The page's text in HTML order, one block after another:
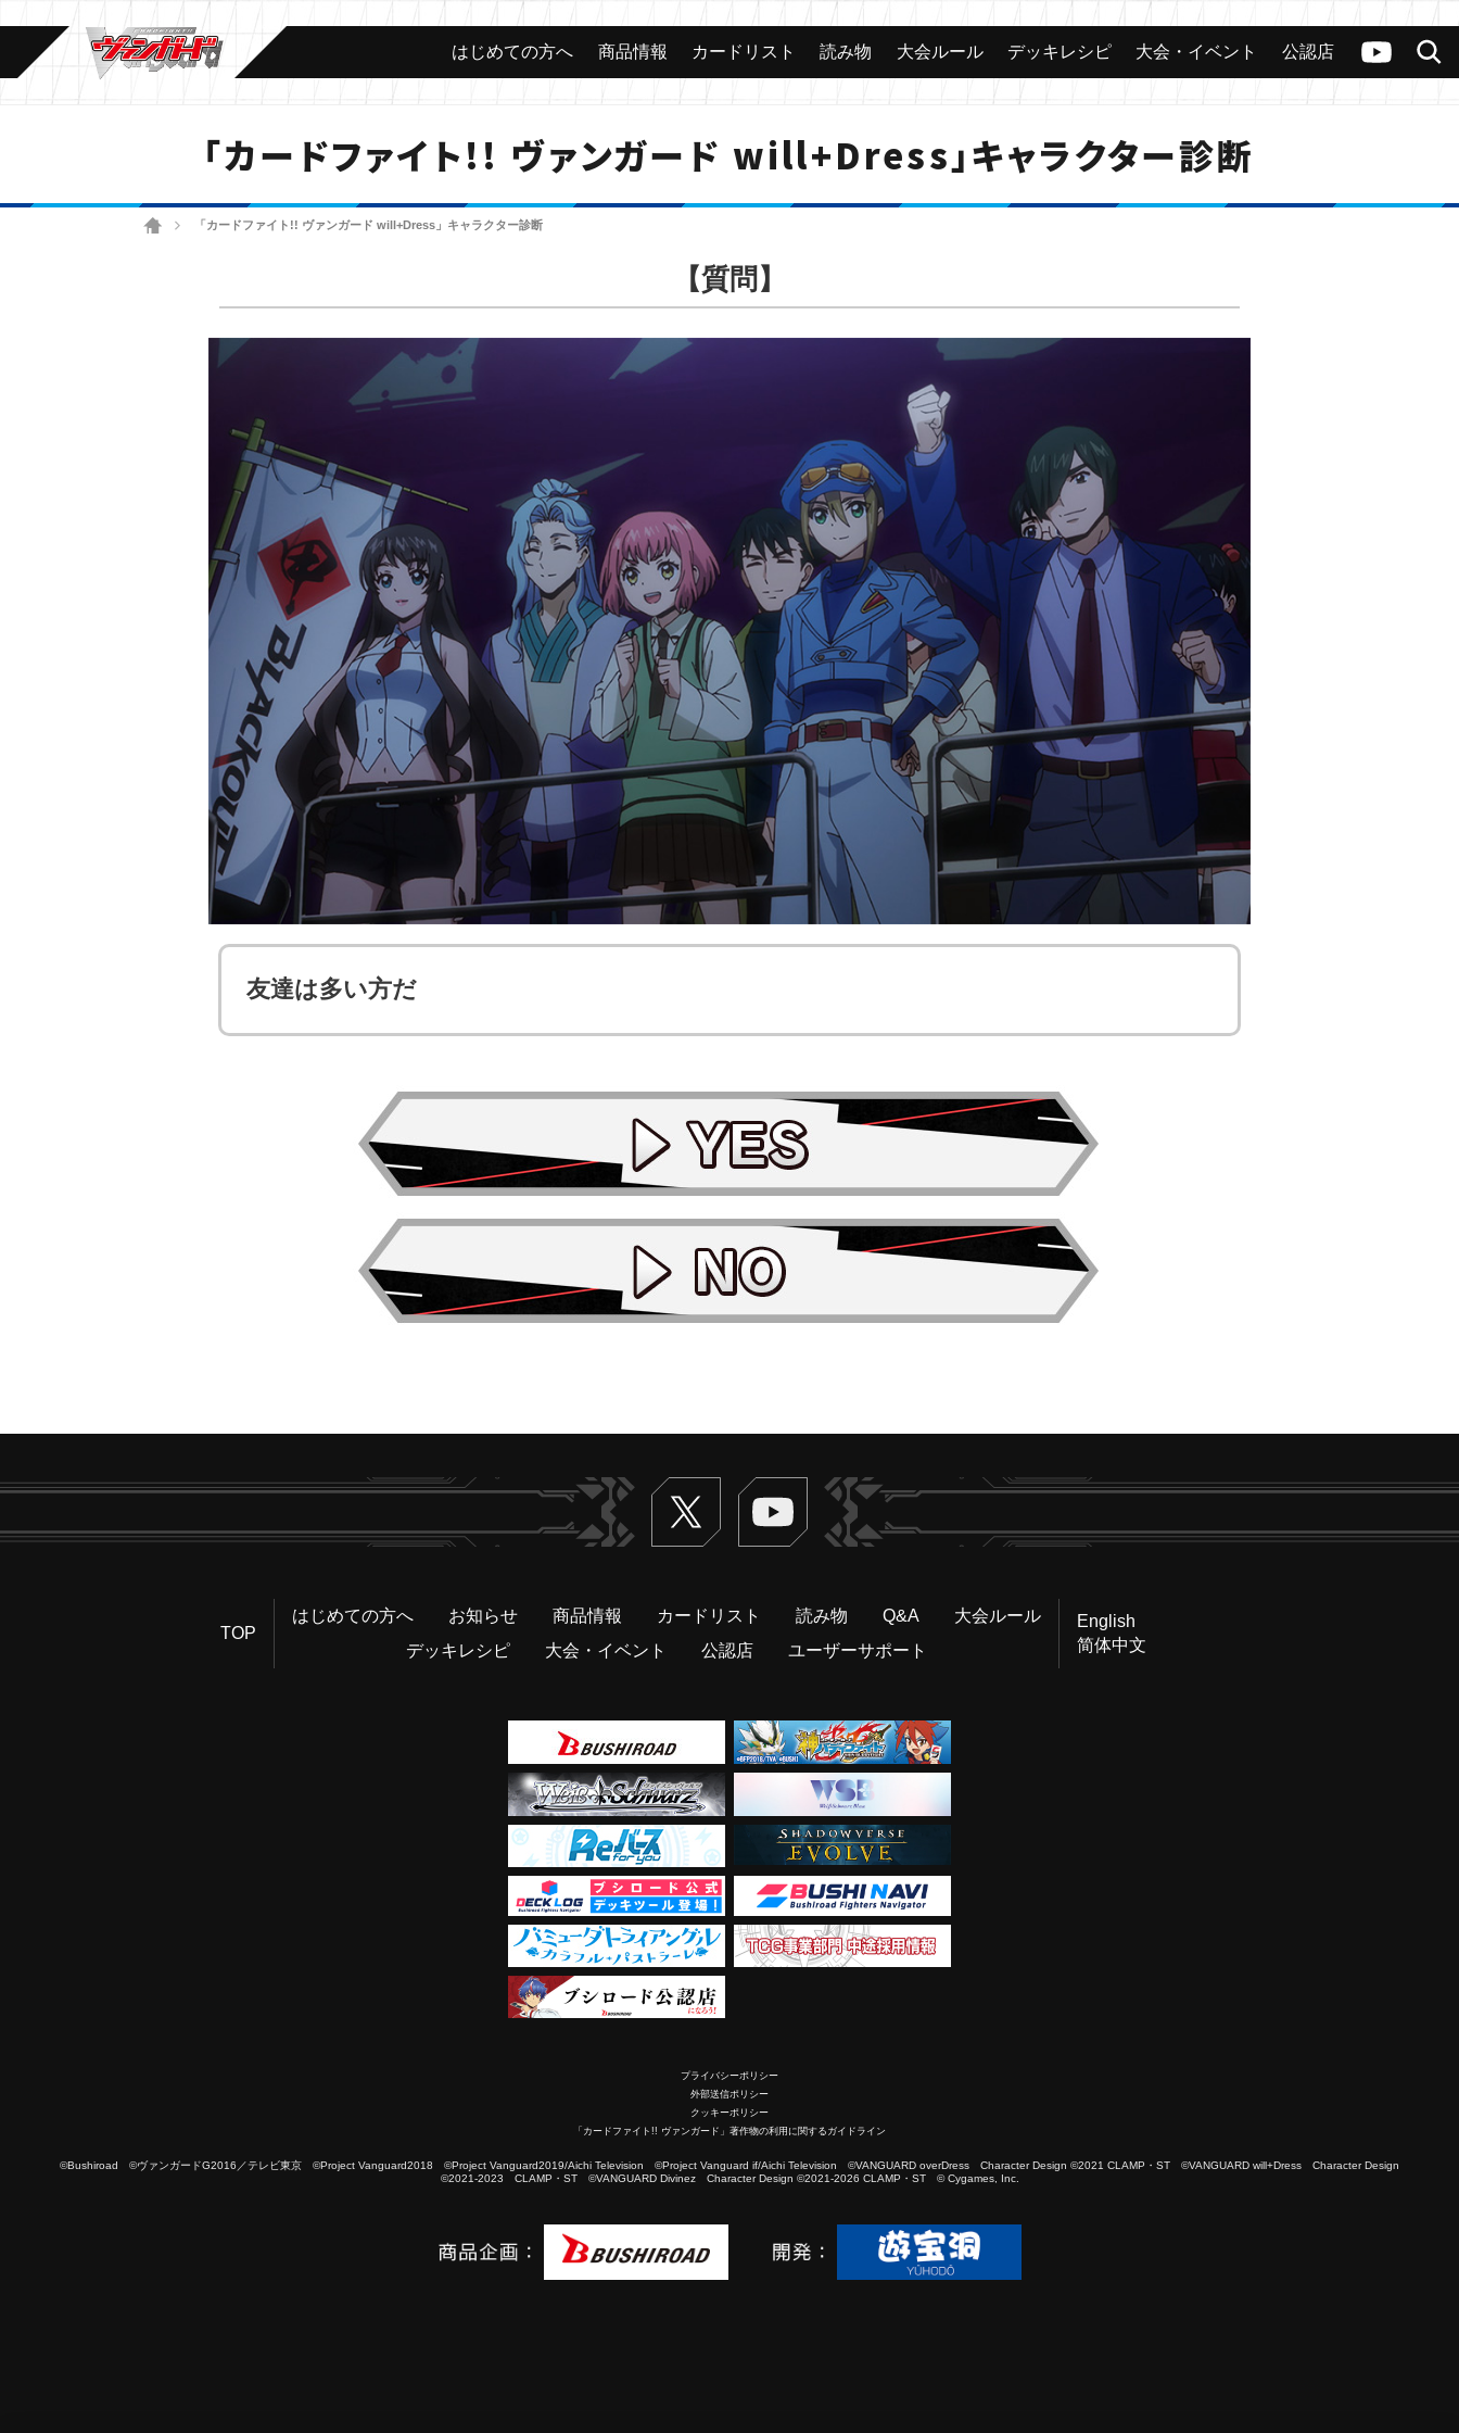
ヴァンガードch
検索
カード 大会 公認店舗 その他
はじめての方へ 商品情報 カードリスト 読み物 大会ルール デッキレシピ 大会・イベント 公認店
「カードファイト!! ヴァンガード will+Dress」キャラクター診断
ホーム 「カードファイト!! ヴァンガード will+Dress」キャラクター診断
【質問】
友達は多い方だ
Twitter ヴァンガードch
TOP
はじめての方へ お知らせ 商品情報 カードリスト 読み物 Q&A
大会ルール
デッキレシピ
大会・イベント 公認店 ユーザーサポート
English
简体中文
プライバシーポリシー
外部送信ポリシー
クッキーポリシー
「カードファイト!! ヴァンガード」著作物の利用に関するガイドライン
©Bushiroad ©ヴァンガードG2016／テレビ東京 ©Project Vanguard2018 ©Project Vanguard2019/Aichi Television ©Project Vanguard if/Aichi Television ©VANGUARD overDress Character Design ©2021 CLAMP・ST ©VANGUARD will+Dress Character Design
©2021-2023 CLAMP・ST ©VANGUARD Divinez Character Design ©2021-2026 CLAMP・ST © Cygames, Inc.